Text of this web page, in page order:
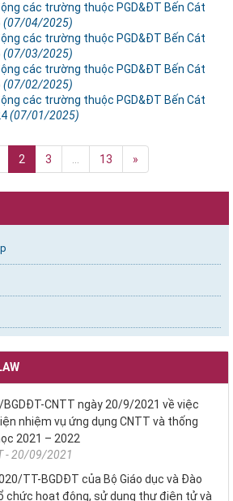
các trường thuộc PGD&ĐT Bến Cát
(07/04/2025)
các trường thuộc PGD&ĐT Bến Cát
(07/03/2025)
các trường thuộc PGD&ĐT Bến Cát
(07/02/2025)
các trường thuộc PGD&ĐT Bến Cát
(07/01/2025)
2 3 13 »
CNTT ngày 20/9/2021 về việc
nhiệm vụ ứng dụng CNTT và thống
2021 – 2022
- 20/09/2021
TT-BGDĐT của Bộ Giáo dục và Đào
chức hoạt động, sử dụng thư điện tử và